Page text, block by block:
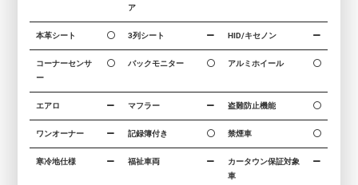
ア
本革シート 3列シート HID/キセノン
コーナーセンサ
ー
バックモニター アルミホイール
エアロ マフラー 盗難防止機能
ワンオーナー 記録簿付き 禁煙車
寒冷地仕様 福祉車両
カータウン保証対象
車